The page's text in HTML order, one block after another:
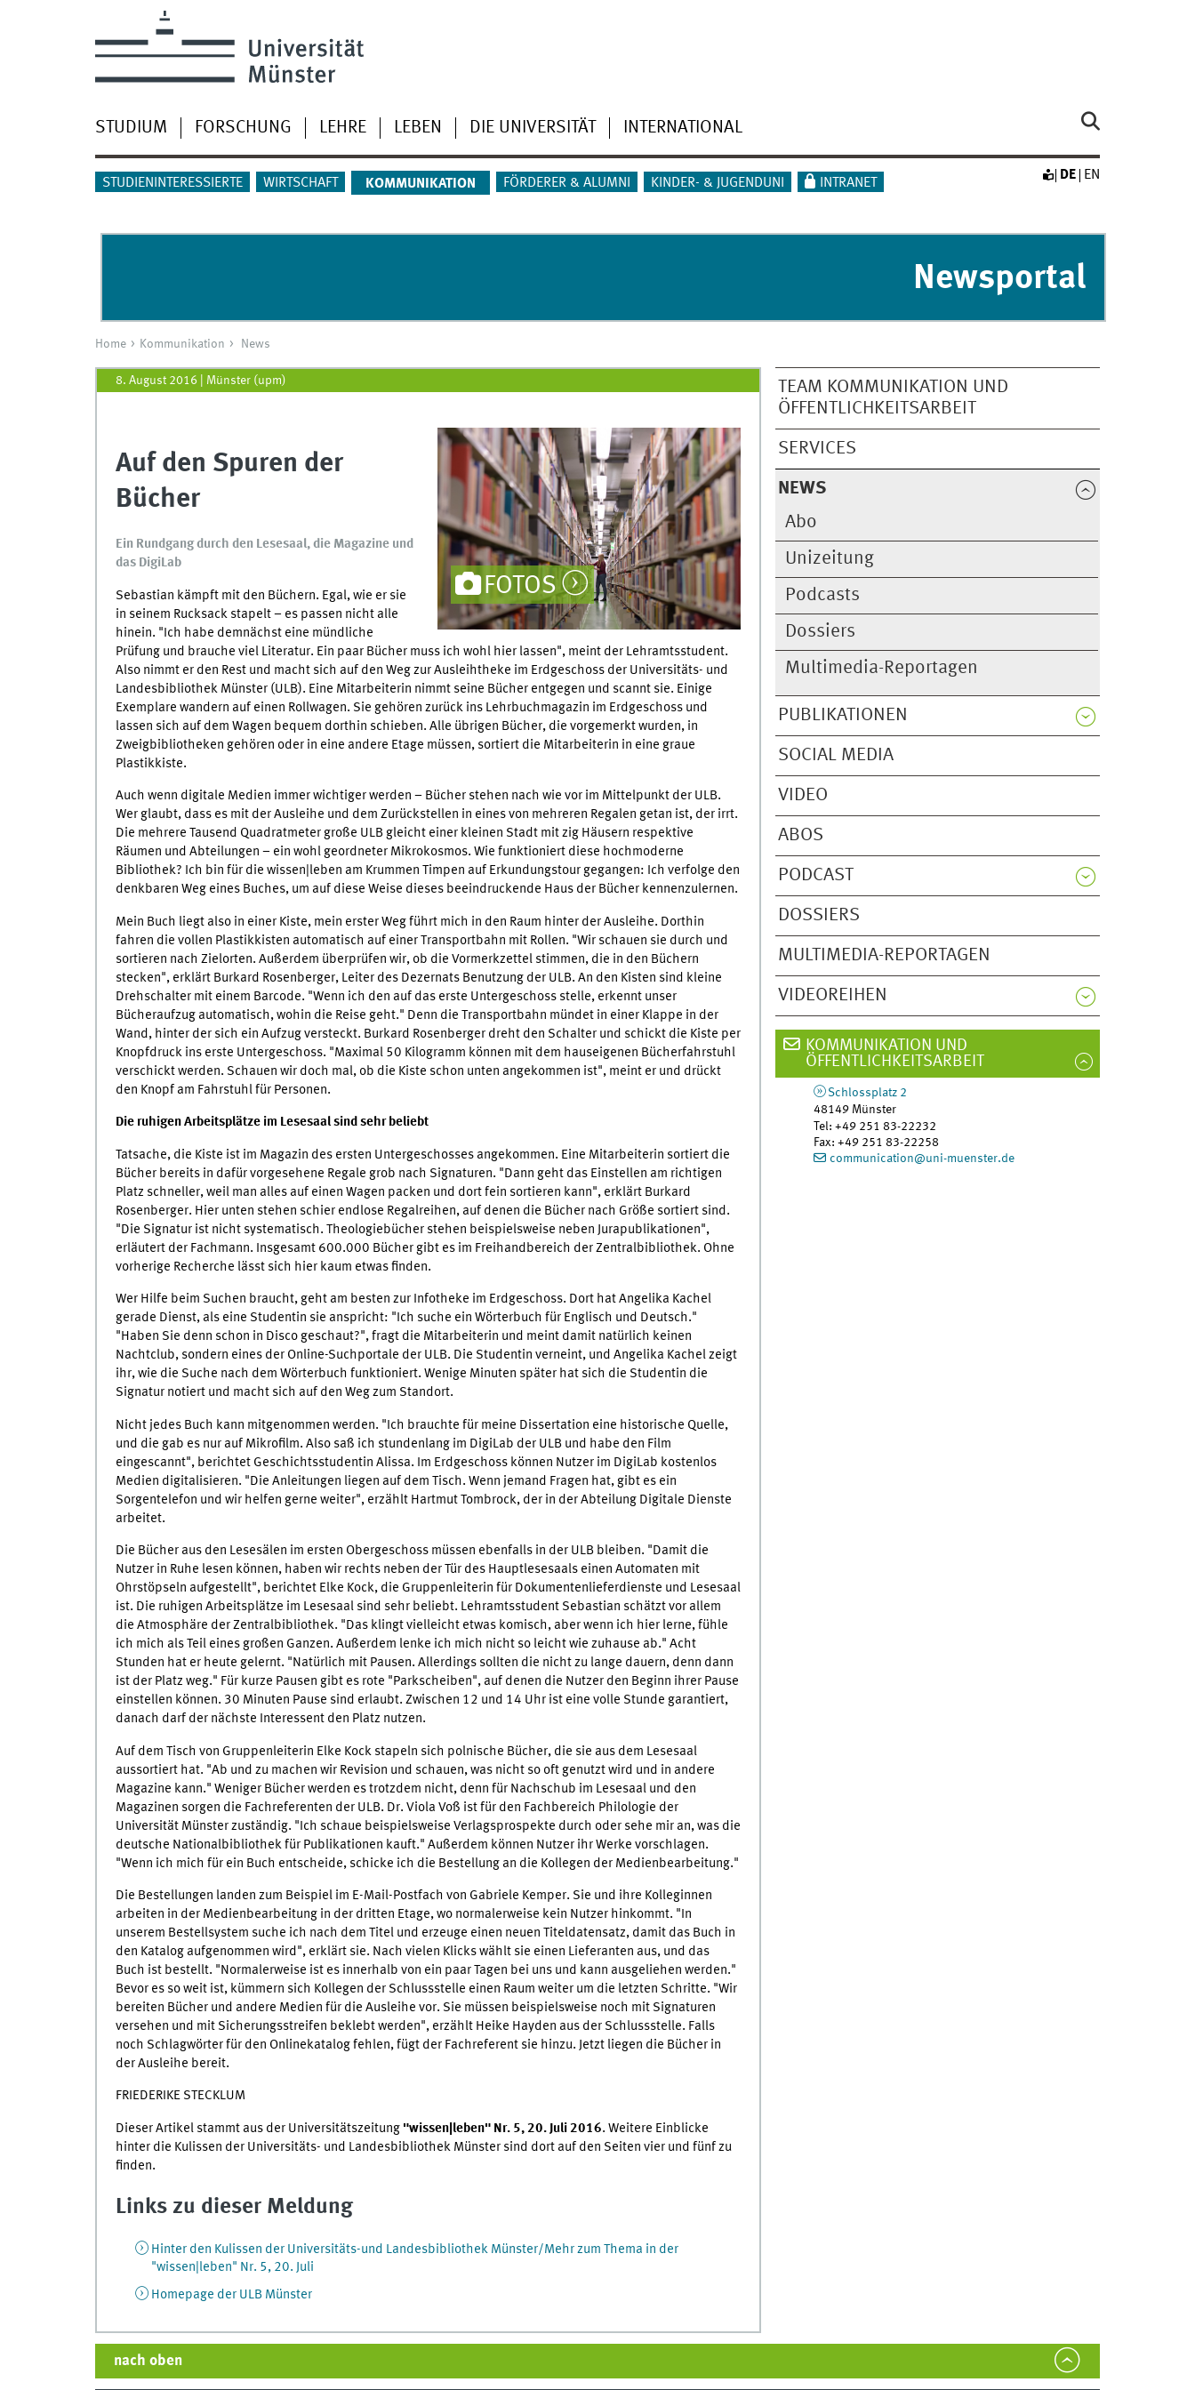
STUDIUM FORSCHUNG LEHRE LEBEN DIE UNIVERSITÄT INTERNATIONAL
STUDIENINTERESSIERTE WIRTSCHAFT KOMMUNIKATION FÖRDERER & ALUMNI KINDER- & JUGENDUNI INTRANET
DE EN
Newsportal
Home Kommunikation News
TEAM KOMMUNIKATION UND
ÖFFENTLICHKEITSARBEIT
SERVICES
NEWS
Abo
Unizeitung
Podcasts
Dossiers
Multimedia-Reportagen
PUBLIKATIONEN
SOCIAL MEDIA
VIDEO
ABOS
PODCAST
DOSSIERS
MULTIMEDIA-REPORTAGEN
VIDEOREIHEN
8. August 2016| Münster (upm)
FOTOS
Auf den Spuren der
Bücher
Ein Rundgang durch den Lesesaal, die Magazine und
das DigiLab
Sebastian kämpft mit den Büchern. Egal, wie er sie
in seinem Rucksack stapelt – es passen nicht alle
hinein. "Ich habe demnächst eine mündliche
Prüfung und brauche viel Literatur. Ein paar Bücher muss ich wohl hier lassen", meint der Lehramtsstudent.
Also nimmt er den Rest und macht sich auf den Weg zur Ausleihtheke im Erdgeschoss der Universitäts- und
Landesbibliothek Münster (ULB). Eine Mitarbeiterin nimmt seine Bücher entgegen und scannt sie. Einige
Exemplare wandern auf einen Rollwagen. Sie gehören zurück ins Lehrbuchmagazin im Erdgeschoss und
lassen sich auf dem Wagen bequem dorthin schieben. Alle übrigen Bücher, die vorgemerkt wurden, in
Zweigbibliotheken gehören oder in eine andere Etage müssen, sortiert die Mitarbeiterin in eine graue
Plastikkiste.
Auch wenn digitale Medien immer wichtiger werden – Bücher stehen nach wie vor im Mittelpunkt der ULB.
Wer glaubt, dass es mit der Ausleihe und dem Zurückstellen in eines von mehreren Regalen getan ist, der irrt.
Die mehrere Tausend Quadratmeter große ULB gleicht einer kleinen Stadt mit zig Häusern respektive
Räumen und Abteilungen – ein wohl geordneter Mikrokosmos. Wie funktioniert diese hochmoderne
Bibliothek? Ich bin für die wissen|leben am Krummen Timpen auf Erkundungstour gegangen: Ich verfolge den
denkbaren Weg eines Buches, um auf diese Weise dieses beeindruckende Haus der Bücher kennenzulernen.
Mein Buch liegt also in einer Kiste, mein erster Weg führt mich in den Raum hinter der Ausleihe. Dorthin
fahren die vollen Plastikkisten automatisch auf einer Transportbahn mit Rollen. "Wir schauen sie durch und
sortieren nach Zielorten. Außerdem überprüfen wir, ob die Vormerkzettel stimmen, die in den Büchern
stecken", erklärt Burkard Rosenberger, Leiter des Dezernats Benutzung der ULB. An den Kisten sind kleine
Drehschalter mit einem Barcode. "Wenn ich den auf das erste Untergeschoss stelle, erkennt unser
Bücheraufzug automatisch, wohin die Reise geht." Denn die Transportbahn mündet in einer Klappe in der
Wand, hinter der sich ein Aufzug versteckt. Burkard Rosenberger dreht den Schalter und schickt die Kiste per
Knopfdruck ins erste Untergeschoss. "Maximal 50 Kilogramm können mit dem hauseigenen Bücherfahrstuhl
verschickt werden. Schauen wir doch mal, ob die Kiste schon unten angekommen ist", meint er und drückt
den Knopf am Fahrstuhl für Personen.
Die ruhigen Arbeitsplätze im Lesesaal sind sehr beliebt
Tatsache, die Kiste ist im Magazin des ersten Untergeschosses angekommen. Eine Mitarbeiterin sortiert die
Bücher bereits in dafür vorgesehene Regale grob nach Signaturen. "Dann geht das Einstellen am richtigen
Platz schneller, weil man alles auf einen Wagen packen und dort fein sortieren kann", erklärt Burkard
Rosenberger. Hier unten stehen schier endlose Regalreihen, auf denen die Bücher nach Größe sortiert sind.
"Die Signatur ist nicht systematisch. Theologiebücher stehen beispielsweise neben Jurapublikationen",
erläutert der Fachmann. Insgesamt 600.000 Bücher gibt es im Freihandbereich der Zentralbibliothek. Ohne
vorherige Recherche lässt sich hier kaum etwas finden.
Wer Hilfe beim Suchen braucht, geht am besten zur Infotheke im Erdgeschoss. Dort hat Angelika Kachel
gerade Dienst, als eine Studentin sie anspricht: "Ich suche ein Wörterbuch für Englisch und Deutsch."
"Haben Sie denn schon in Disco geschaut?", fragt die Mitarbeiterin und meint damit natürlich keinen
Nachtclub, sondern eines der Online-Suchportale der ULB. Die Studentin verneint, und Angelika Kachel zeigt
ihr, wie die Suche nach dem Wörterbuch funktioniert. Wenige Minuten später hat sich die Studentin die
Signatur notiert und macht sich auf den Weg zum Standort.
Nicht jedes Buch kann mitgenommen werden. "Ich brauchte für meine Dissertation eine historische Quelle,
und die gab es nur auf Mikrofilm. Also saß ich stundenlang im DigiLab der ULB und habe den Film
eingescannt", berichtet Geschichtsstudentin Alissa. Im Erdgeschoss können Nutzer im DigiLab kostenlos
Medien digitalisieren. "Die Anleitungen liegen auf dem Tisch. Wenn jemand Fragen hat, gibt es ein
Sorgentelefon und wir helfen gerne weiter", erzählt Hartmut Tombrock, der in der Abteilung Digitale Dienste
arbeitet.
Die Bücher aus den Lesesälen im ersten Obergeschoss müssen ebenfalls in der ULB bleiben. "Damit die
Nutzer in Ruhe lesen können, haben wir rechts neben der Tür des Hauptlesesaals einen Automaten mit
Ohrstöpseln aufgestellt", berichtet Elke Kock, die Gruppenleiterin für Dokumentenlieferdienste und Lesesaal
ist. Die ruhigen Arbeitsplätze im Lesesaal sind sehr beliebt. Lehramtsstudent Sebastian schätzt vor allem
die Atmosphäre der Zentralbibliothek. "Das klingt vielleicht etwas komisch, aber wenn ich hier lerne, fühle
ich mich als Teil eines großen Ganzen. Außerdem lenke ich mich nicht so leicht wie zuhause ab." Acht
Stunden hat er heute gelernt. "Natürlich mit Pausen. Allerdings sollten die nicht zu lange dauern, denn dann
ist der Platz weg." Für kurze Pausen gibt es rote "Parkscheiben", auf denen die Nutzer den Beginn ihrer Pause
einstellen können. 30 Minuten Pause sind erlaubt. Zwischen 12 und 14 Uhr ist eine volle Stunde garantiert,
danach darf der nächste Interessent den Platz nutzen.
Auf dem Tisch von Gruppenleiterin Elke Kock stapeln sich polnische Bücher, die sie aus dem Lesesaal
aussortiert hat. "Ab und zu machen wir Revision und schauen, was nicht so oft genutzt wird und in andere
Magazine kann." Weniger Bücher werden es trotzdem nicht, denn für Nachschub im Lesesaal und den
Magazinen sorgen die Fachreferenten der ULB. Dr. Viola Voß ist für den Fachbereich Philologie der
Universität Münster zuständig. "Ich schaue beispielsweise Verlagsprospekte durch oder sehe mir an, was die
deutsche Nationalbibliothek für Publikationen kauft." Außerdem können Nutzer ihr Werke vorschlagen.
"Wenn ich mich für ein Buch entscheide, schicke ich die Bestellung an die Kollegen der Medienbearbeitung."
Die Bestellungen landen zum Beispiel im E-Mail-Postfach von Gabriele Kemper. Sie und ihre Kolleginnen
arbeiten in der Medienbearbeitung in der dritten Etage, wo normalerweise kein Nutzer hinkommt. "In
unserem Bestellsystem suche ich nach dem Titel und erzeuge einen neuen Titeldatensatz, damit das Buch in
den Katalog aufgenommen wird", erklärt sie. Nach vielen Klicks wählt sie einen Lieferanten aus, und das
Buch ist bestellt. "Normalerweise ist es innerhalb von ein paar Tagen bei uns und kann ausgeliehen werden."
Bevor es so weit ist, kümmern sich Kollegen der Schlussstelle einen Raum weiter um die letzten Schritte. "Wir
bereiten Bücher und andere Medien für die Ausleihe vor. Sie müssen beispielsweise noch mit Signaturen
versehen und mit Sicherungsstreifen beklebt werden", erzählt Heike Hayden aus der Schlussstelle. Falls
noch Schlagwörter für den Onlinekatalog fehlen, fügt der Fachreferent sie hinzu. Jetzt liegen die Bücher in
der Ausleihe bereit.
FRIEDERIKE STECKLUM
Dieser Artikel stammt aus der Universitätszeitung"wissen|leben" Nr. 5, 20. Juli 2016. Weitere Einblicke
hinter die Kulissen der Universitäts- und Landesbibliothek Münster sind dort auf den Seiten vier und fünf zu
finden.
Links zu dieser Meldung
Hinter den Kulissen der Universitäts-und Landesbibliothek Münster/Mehr zum Thema in der
"wissen|leben" Nr. 5, 20. Juli
Homepage der ULB Münster
KOMMUNIKATION UND
ÖFFENTLICHKEITSARBEIT
Schlossplatz 2
48149 Münster
Tel:+49 251 83-22232
Fax:+49 251 83-22258
communication@uni-muenster.de
nach oben